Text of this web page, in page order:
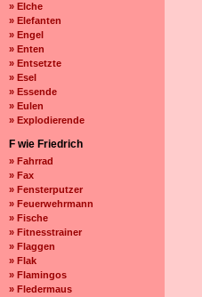
» Elche
» Elefanten
» Engel
» Enten
» Entsetzte
» Esel
» Essende
» Eulen
» Explodierende
F wie Friedrich
» Fahrrad
» Fax
» Fensterputzer
» Feuerwehrmann
» Fische
» Fitnesstrainer
» Flaggen
» Flak
» Flamingos
» Fledermaus